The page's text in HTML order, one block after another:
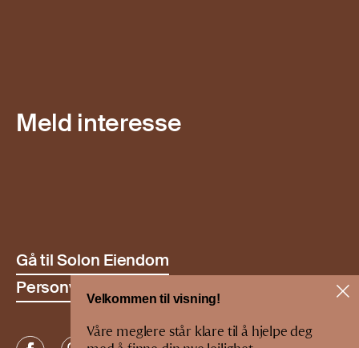
Meld interesse
Gå til Solon Eiendom
Personvern
Velkommen til visning!
Våre meglere står klare til å hjelpe deg